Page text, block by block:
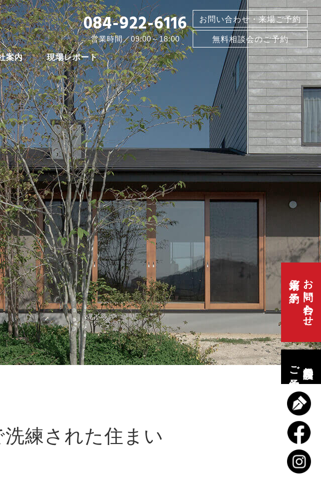
お問い合わせ、
来場ご予約
無料相談会の
ご予約
案内 現場レポート
084-922-6116
営業時間／09:00～18:00
お問い合わせ・来場ご予約
無料相談会のご予約
練された住まい